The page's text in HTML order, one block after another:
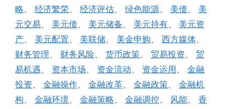
略、 经济繁荣、 经济评估、 绿色能源、 美债、 美
元交易、 美元债、 美元储备、 美元持有、 美元资
产、 美元配置、 美联储、 美金申购、 西方媒体、
财务管理、 财务风险、 货币政策、 贸易投资、 贸
易机遇、 资本市场、 资金流动、 资金运用 、 金融
投资、 金融操作、 金融改革、 金融政策、 金融机
构、 金融环境、 金融策略、 金融调控、 风能、 香